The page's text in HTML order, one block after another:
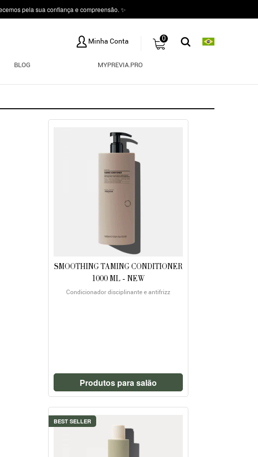
pela sua confiança e compreensão. ✨
Minha Conta 0
BLOG MYPREVIA.PRO
SMOOTHING TAMING CONDITIONER
1000 ML - NEW
Condicionador disciplinante e antifrizz
Produtos para salão
BEST SELLER